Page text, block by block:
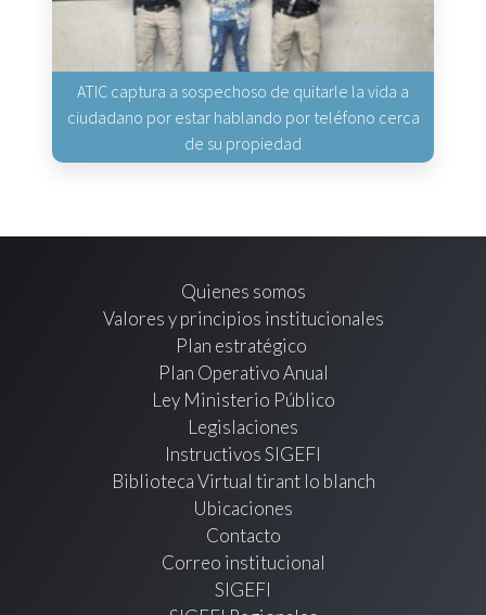
ATIC captura a sospechoso de quitarle la vida a
ciudadano por estar hablando por teléfono cerca
de su propiedad
Quienes somos
Valores y principios institucionales
Plan estratégico
Plan Operativo Anual
Ley Ministerio Público
Legislaciones
Instructivos SIGEFI
Biblioteca Virtual tirant lo blanch
Ubicaciones
Contacto
Correo institucional
SIGEFI